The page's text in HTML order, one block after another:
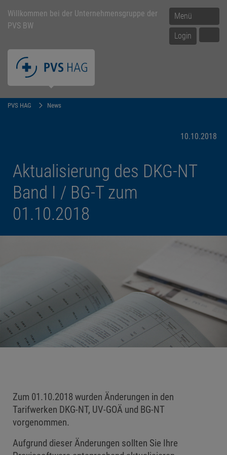
Menü
Login
Willkommen bei der Unternehmensgruppe der
PVS BW
PVS HAG News
10.10.2018
Aktualisierung des DKG-NT
Band I / BG-T zum
01.10.2018
Zum 01.10.2018 wurden Änderungen in den
Tarifwerken DKG-NT, UV-GOÄ und BG-NT
vorgenommen.
Aufgrund dieser Änderungen sollten Sie Ihre